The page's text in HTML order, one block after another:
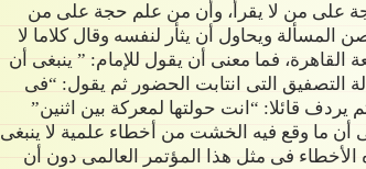
على من لا يقرأ، وأن من علم حجة على من
ويحاول أن يثأر لنفسه وقال كلاما لا
فما معنى أن يقول للإمام: ” ينبغى أن
التصفيق التى انتابت الحضور ثم يقول: “فى
قائلا: “انت حولتها لمعركة بين اثنين”
أن ما وقع فيه الخشت من أخطاء علمية لا ينبغى
فى مثل هذا المؤتمر العالمى دون أن